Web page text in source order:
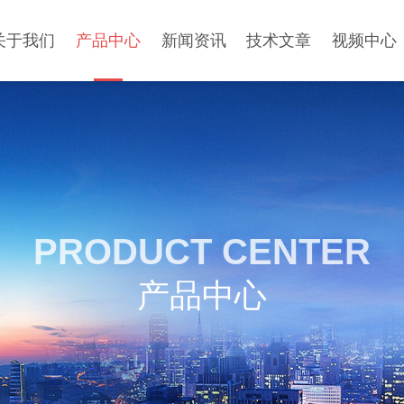
于我们 产品中心 新闻资讯 技术文章 视频中心
PRODUCT CENTER
产品中心